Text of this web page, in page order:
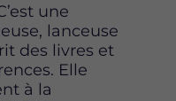
une
lanceuse
des livres et
Elle
à la